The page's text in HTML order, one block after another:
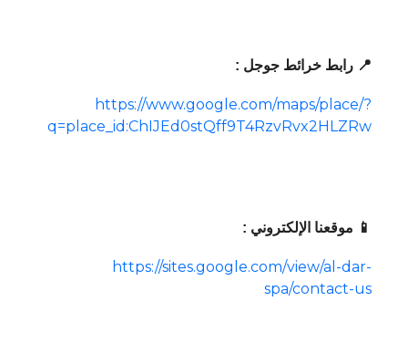
📍 رابط خرائط جوجل :
https://www.google.com/maps/place/?
q=place_id:ChIJEd0stQff9T4RzvRvx2HLZRw
📱 موقعنا الإلكتروني :
https://sites.google.com/view/al-dar-
spa/contact-us